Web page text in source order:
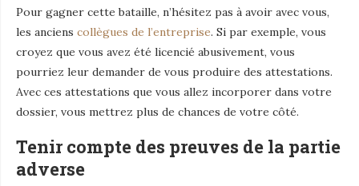
Pour gagner cette bataille, n’hésitez pas à avoir avec vous,
les anciens collègues de l’entreprise. Si par exemple, vous
croyez que vous avez été licencié abusivement, vous
pourriez leur demander de vous produire des attestations.
Avec ces attestations que vous allez incorporer dans votre
dossier, vous mettrez plus de chances de votre côté.
Tenir compte des preuves de la partie
adverse